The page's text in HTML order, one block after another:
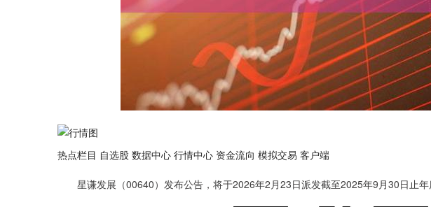
热点栏目 自选股 数据中心 行情中心 资金流向 模拟交易 客户端
星谦发展（00640）发布公告，将于2026年2月23日派发截至2025年9月30日止年
上证指数 3940.04 39.68 1.02% 深证成指